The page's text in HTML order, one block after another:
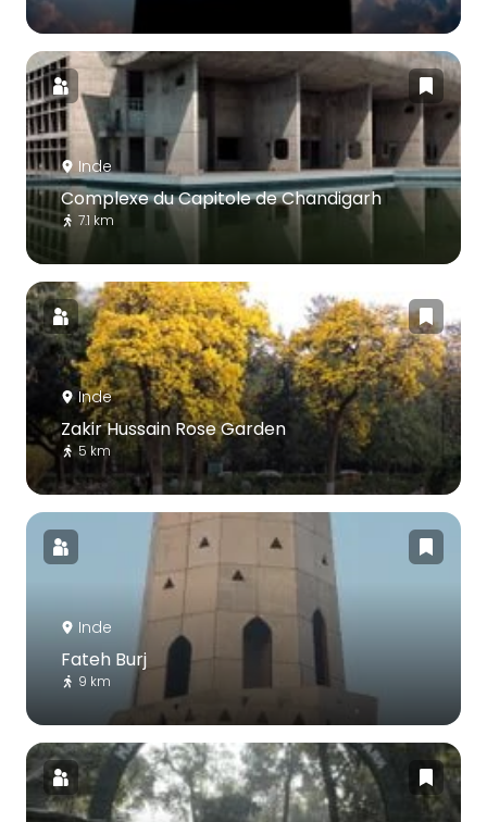
Inde
Complexe du Capitole de Chandigarh
7.1 km
Inde
Zakir Hussain Rose Garden
5 km
Inde
Fateh Burj
9 km